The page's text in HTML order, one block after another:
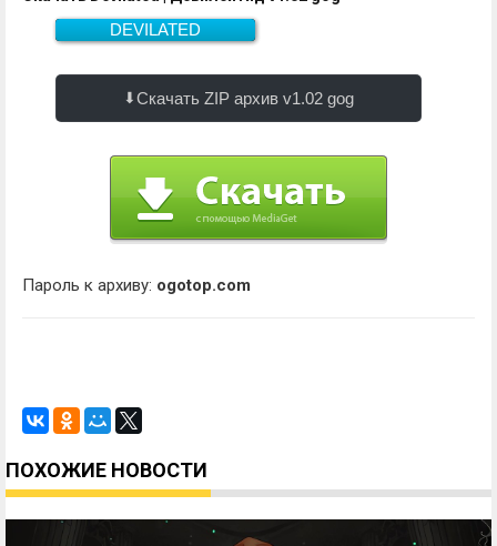
DEVILATED
4.3 Гб
Скачать
Скачать ZIP архив v1.02 gog
Пароль к архиву: ogotop.com
ПОХОЖИЕ НОВОСТИ